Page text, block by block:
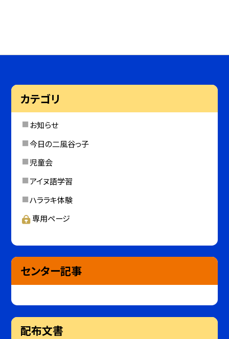
カテゴリ
お知らせ
今日の二風谷っ子
児童会
アイヌ語学習
ハララキ体験
専用ページ
センター記事
配布文書